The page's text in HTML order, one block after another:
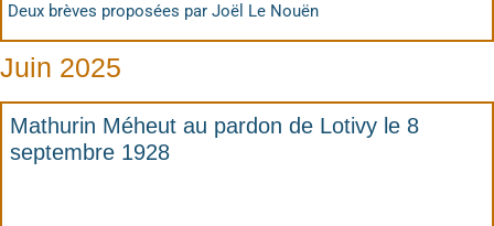
Deux brèves proposées par Joël Le Nouën
Juin 2025
Mathurin Méheut au pardon de Lotivy le 8
septembre 1928